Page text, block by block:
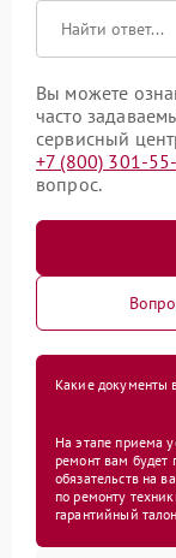
Вы можете
часто
сервисный
+7 (800) 301-
вопрос.
Какие документы
На этапе приема
ремонт вам будет
обязательств на
по ремонту
гарантийный